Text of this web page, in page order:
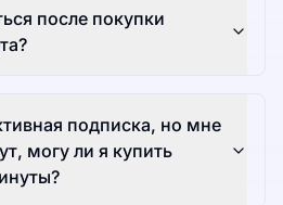
после покупки
подписка, но мне
могу ли я купить